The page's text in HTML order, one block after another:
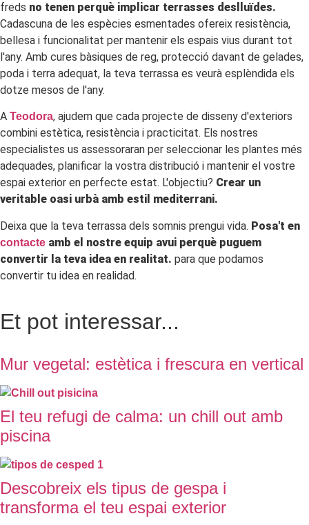
freds no tenen perquè implicar terrasses deslluïdes.
Cadascuna de les espècies esmentades ofereix resistència,
bellesa i funcionalitat per mantenir els espais vius durant tot
l'any. Amb cures bàsiques de reg, protecció davant de gelades,
poda i terra adequat, la teva terrassa es veurà esplèndida els
dotze mesos de l'any.
A Teodora, ajudem que cada projecte de disseny d'exteriors
combini estètica, resistència i practicitat. Els nostres
especialistes us assessoraran per seleccionar les plantes més
adequades, planificar la vostra distribució i mantenir el vostre
espai exterior en perfecte estat. L'objectiu? Crear un
veritable oasi urbà amb estil mediterrani.
Deixa que la teva terrassa dels somnis prengui vida. Posa't en
contacte amb el nostre equip avui perquè puguem
convertir la teva idea en realitat. para que podamos
convertir tu idea en realidad.
Et pot interessar...
Mur vegetal: estètica i frescura en vertical
El teu refugi de calma: un chill out amb
piscina
Descobreix els tipus de gespa i
transforma el teu espai exterior